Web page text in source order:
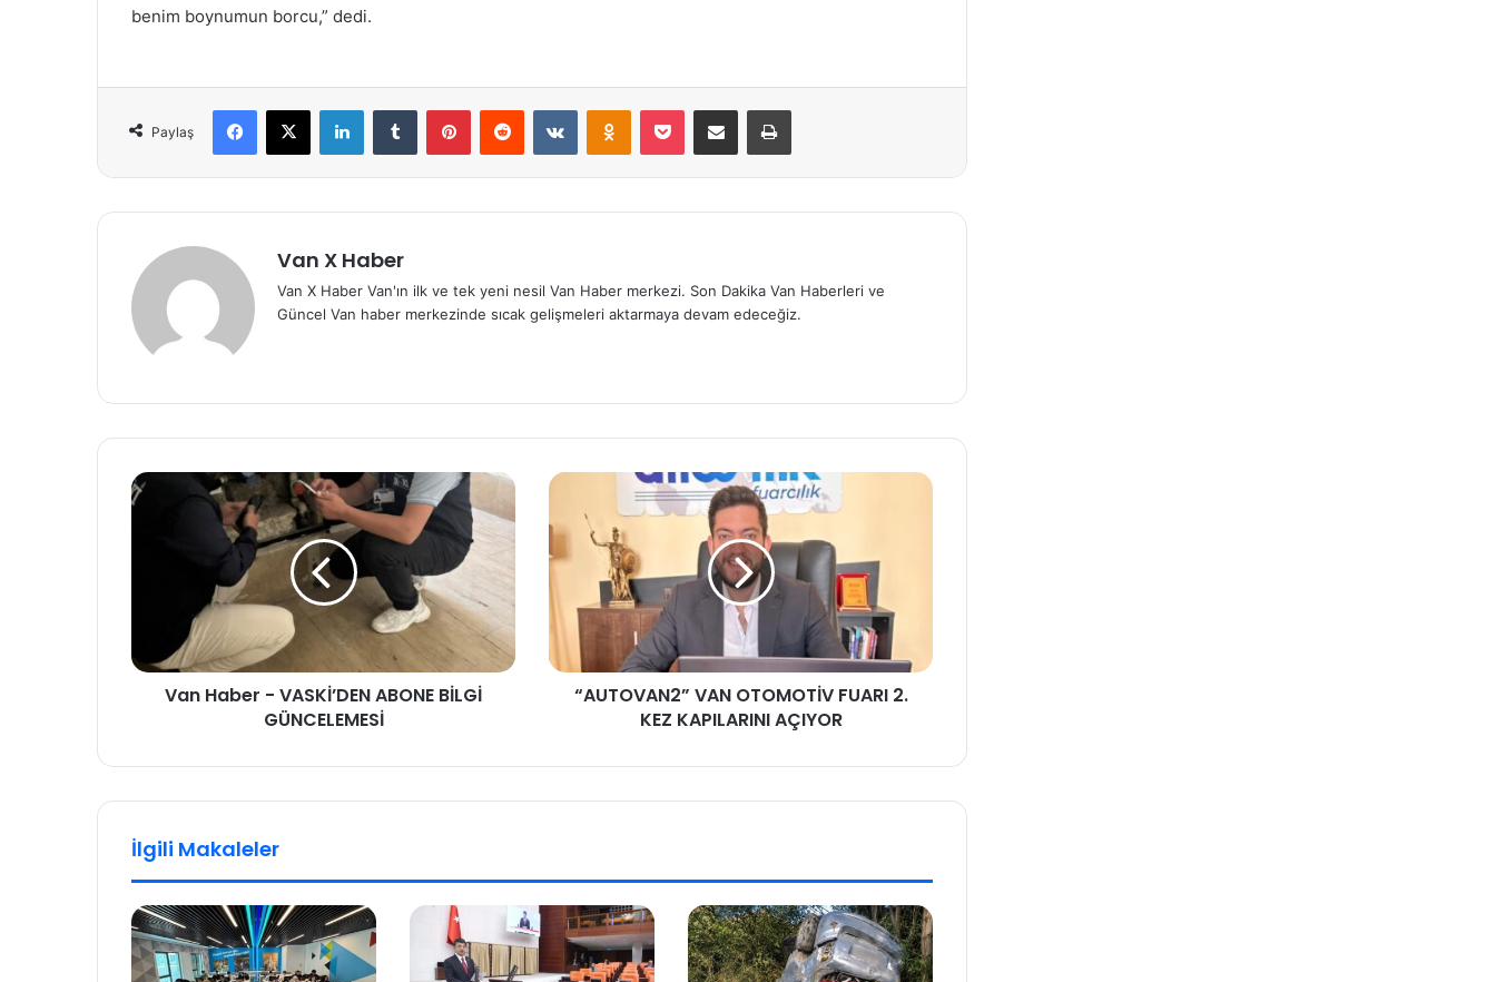
benim boynumun borcu,” dedi.
Paylaş
Facebook
X LinkedInTumblr PinterestReddit VKontakteOdnoklassniki
Pocket E-Posta ile paylaş Yazdır
Van X Haber
Van X Haber Van'ın ilk ve tek yeni nesil Van Haber merkezi. Son Dakika Van Haberleri ve
Güncel Van haber merkezinde sıcak gelişmeleri aktarmaya devam edeceğiz.
Van Haber - VASKİ’DEN ABONE BİLGİ
GÜNCELEMESİ
“AUTOVAN2” VAN OTOMOTİV FUARI 2.
KEZ KAPILARINI AÇIYOR
İlgili Makaleler